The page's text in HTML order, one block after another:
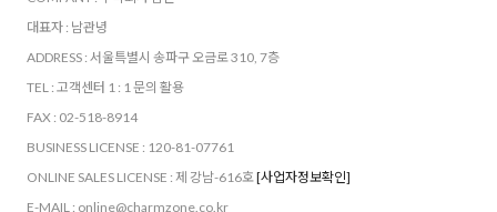
대표자 : 남관녕
ADDRESS : 서울특별시 송파구 오금로 310, 7층
TEL : 고객센터 1 : 1 문의 활용
FAX : 02-518-8914
BUSINESS LICENSE : 120-81-07761
ONLINE SALES LICENSE : 제 강남-616호[사업자정보확인]
E-MAIL : online@charmzone.co.kr